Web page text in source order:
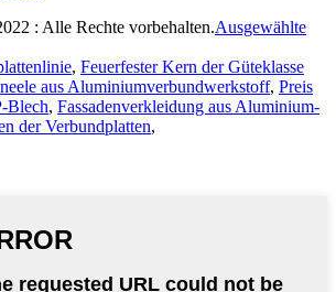
: Alle Rechte vorbehalten.Ausgewählte
, Feuerfester Kern der Güteklasse
aus Aluminiumverbundwerkstoff, Preis
Blech, Fassadenverkleidung aus Aluminium-
der Verbundplatten,